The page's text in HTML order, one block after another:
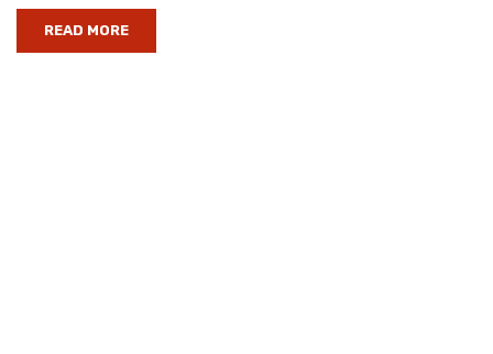
READ MORE